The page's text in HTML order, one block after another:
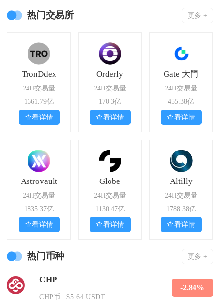
热门交易所 更多 +
TronDdex
24H交易量
1661.79亿
查看详情
Orderly
24H交易量
170.3亿
查看详情
Gate 大門
24H交易量
455.38亿
查看详情
Astrovault
24H交易量
1835.37亿
查看详情
Globe
24H交易量
1130.47亿
查看详情
Altilly
24H交易量
1788.38亿
查看详情
热门币种 更多 +
CHP
CHP币 $5.64 USDT
-2.84%